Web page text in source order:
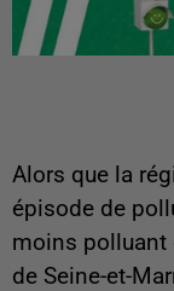
Alors que la
épisode de
moins polluant
de Seine-et-